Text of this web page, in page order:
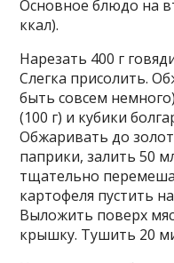
Основное блюдо на
ккал).
Нарезать 400 г
Слегка присолить.
быть совсем
(100 г) и кубики
Обжаривать до
паприки, залить 50
тщательно
картофеля пустить
Выложить поверх
крышку. Тушить 20